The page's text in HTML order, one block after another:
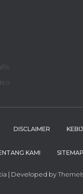
DISCLAIMER
KAMI SITEMAP
| Developed by